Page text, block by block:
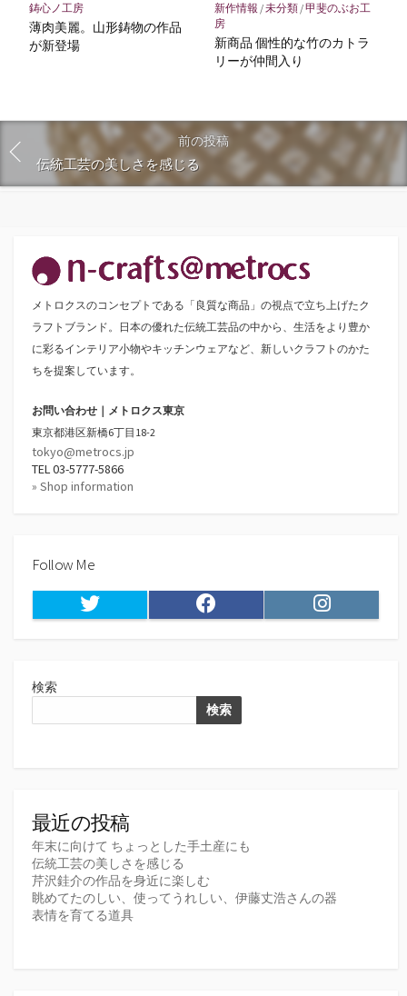
鋳心ノ工房
薄肉美麗。山形鋳物の作品
が新登場
新作情報 /未分類/甲斐のぶお工
房
新商品 個性的な竹のカトラ
リーが仲間入り
前の投稿
伝統工芸の美しさを感じる
メトロクスのコンセプトである「良質な商品」の視点で立ち上げたク
ラフトブランド。日本の優れた伝統工芸品の中から、生活をより豊か
に彩るインテリア小物やキッチンウェアなど、新しいクラフトのかた
ちを提案しています。
お問い合わせ｜メトロクス東京
東京都港区新橋6丁目18-2
tokyo@metrocs.jp
TEL 03-5777-5866
» Shop information
Follow Me
Twitter Facebook Instagram
検索
検索
最近の投稿
年末に向けて ちょっとした手土産にも
伝統工芸の美しさを感じる
芹沢銈介の作品を身近に楽しむ
眺めてたのしい、使ってうれしい、伊藤丈浩さんの器
表情を育てる道具